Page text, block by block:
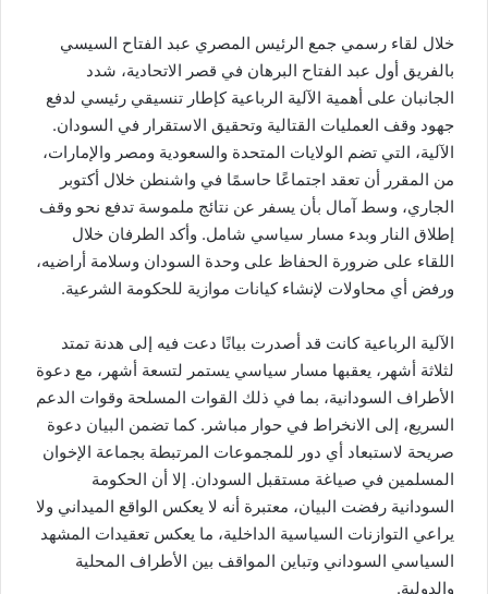
خلال لقاء رسمي جمع الرئيس المصري عبد الفتاح السيسي
بالفريق أول عبد الفتاح البرهان في قصر الاتحادية، شدد
الجانبان على أهمية الآلية الرباعية كإطار تنسيقي رئيسي لدفع
جهود وقف العمليات القتالية وتحقيق الاستقرار في السودان.
الآلية، التي تضم الولايات المتحدة والسعودية ومصر والإمارات،
من المقرر أن تعقد اجتماعًا حاسمًا في واشنطن خلال أكتوبر
الجاري، وسط آمال بأن يسفر عن نتائج ملموسة تدفع نحو وقف
إطلاق النار وبدء مسار سياسي شامل. وأكد الطرفان خلال
اللقاء على ضرورة الحفاظ على وحدة السودان وسلامة أراضيه،
ورفض أي محاولات لإنشاء كيانات موازية للحكومة الشرعية.
الآلية الرباعية كانت قد أصدرت بيانًا دعت فيه إلى هدنة تمتد
لثلاثة أشهر، يعقبها مسار سياسي يستمر لتسعة أشهر، مع دعوة
الأطراف السودانية، بما في ذلك القوات المسلحة وقوات الدعم
السريع، إلى الانخراط في حوار مباشر. كما تضمن البيان دعوة
صريحة لاستبعاد أي دور للمجموعات المرتبطة بجماعة الإخوان
المسلمين في صياغة مستقبل السودان. إلا أن الحكومة
السودانية رفضت البيان، معتبرة أنه لا يعكس الواقع الميداني ولا
يراعي التوازنات السياسية الداخلية، ما يعكس تعقيدات المشهد
السياسي السوداني وتباين المواقف بين الأطراف المحلية
والدولية.